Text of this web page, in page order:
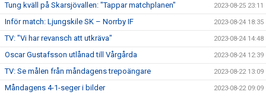
Tung kväll på Skarsjövallen: "Tappar matchplanen" 2023-08-25 23:11
Inför match: Ljungskile SK – Norrby IF 2023-08-24 18:35
TV: "Vi har revansch att utkräva" 2023-08-24 14:48
Oscar Gustafsson utlånad till Vårgårda 2023-08-24 12:39
TV: Se målen från måndagens trepoängare 2023-08-22 13:09
Måndagens 4-1-seger i bilder 2023-08-22 09:09